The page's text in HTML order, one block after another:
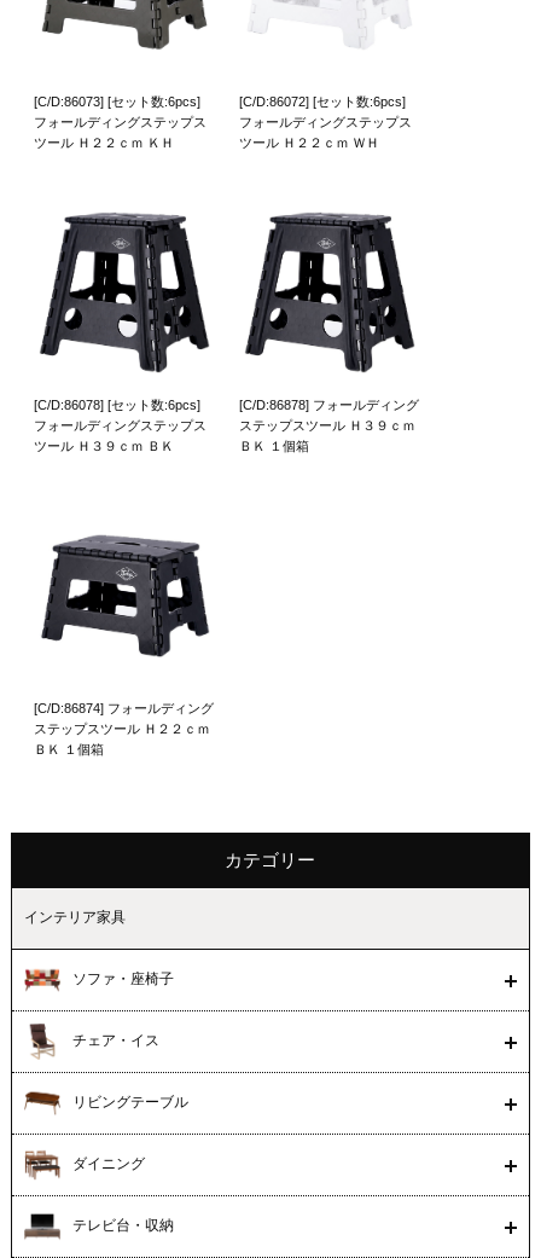
[C/D:86073] [セット数:6pcs]
フォールディングステップス
ツール Ｈ２２ｃｍ ＫＨ
[C/D:86072] [セット数:6pcs]
フォールディングステップス
ツール Ｈ２２ｃｍ ＷＨ
[C/D:86078] [セット数:6pcs]
フォールディングステップス
ツール Ｈ３９ｃｍ ＢＫ
[C/D:86878] フォールディング
ステップスツール Ｈ３９ｃｍ
ＢＫ １個箱
[C/D:86874] フォールディング
ステップスツール Ｈ２２ｃｍ
ＢＫ １個箱
カテゴリー
インテリア家具
ソファ・座椅子
チェア・イス
リビングテーブル
ダイニング
テレビ台・収納